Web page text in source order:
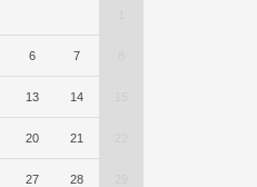
6 7
13 14
20 21
27 28